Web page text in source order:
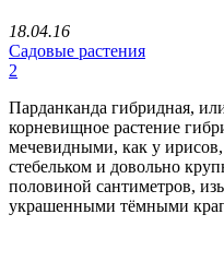
18.04.16
Садовые растения
2
Парданканда гибридная,
корневищное растение
мечевидными, как у
стебельком и довольно
половиной сантиметров,
украшенными тёмными